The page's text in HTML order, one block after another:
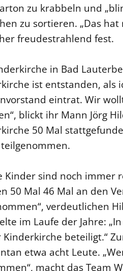
zu krabbeln und
zu sortieren. „Das
freudestrahlend fest.
in Bad
ist entstanden, als
eintrat. Wir
blickt ihr Mann Jörg
50 Mal
Kinder sind noch immer
50 Mal 46 Mal an den
verdeutlichen
im Laufe der Jahre:
Kinderkirche beteiligt.“
etwa acht Leute.
macht das Team